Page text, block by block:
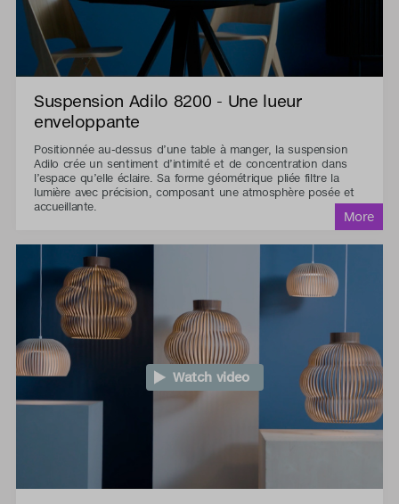
Suspension Adilo 8200 - Une lueur
enveloppante
Positionnée au-dessus d’une table à manger, la suspension
Adilo crée un sentiment d’intimité et de concentration dans
l’espace qu’elle éclaire. Sa forme géométrique pliée filtre la
lumière avec précision, composant une atmosphère posée et
accueillante.
Watch video